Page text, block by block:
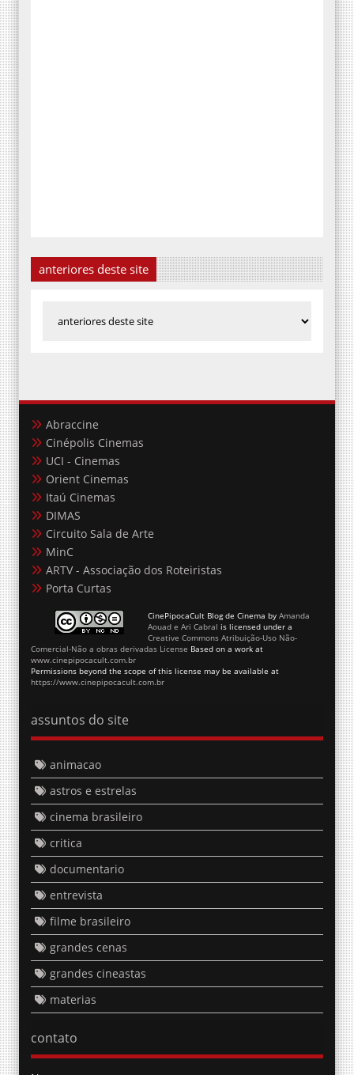
anteriores deste site
Abraccine
Cinépolis Cinemas
UCI - Cinemas
Orient Cinemas
Itaú Cinemas
DIMAS
Circuito Sala de Arte
MinC
ARTV - Associação dos Roteiristas
Porta Curtas
CinePipocaCult Blog de Cinema by Amanda
Aouad e Ari Cabral is licensed under a
Creative Commons Atribuição-Uso Não-
Comercial-Não a obras derivadas License Based on a work at
www.cinepipocacult.com.br
Permissions beyond the scope of this license may be available at
https://www.cinepipocacult.com.br
assuntos do site
animacao
astros e estrelas
cinema brasileiro
critica
documentario
entrevista
filme brasileiro
grandes cenas
grandes cineastas
materias
contato